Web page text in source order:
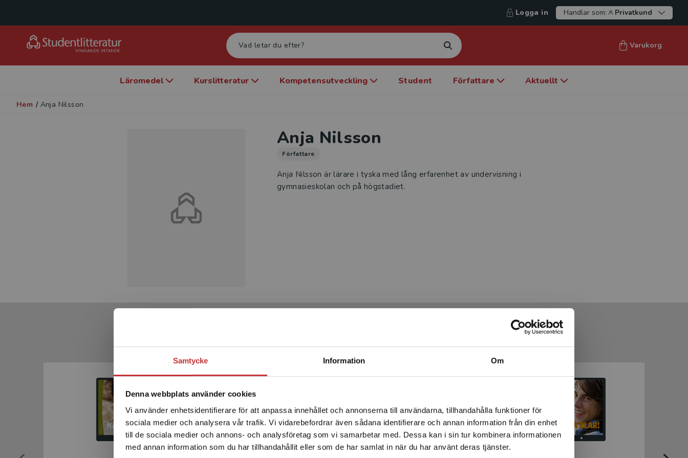
Samtycke Information Om
Denna webbplats använder cookies
Vi använder enhetsidentifierare för att anpassa innehållet och annonserna till användarna, tillhandahålla funktioner för
sociala medier och analysera vår trafik. Vi vidarebefordrar även sådana identifierare och annan information från din enhet
till de sociala medier och annons- och analysföretag som vi samarbetar med. Dessa kan i sin tur kombinera informationen
med annan information som du har tillhandahållit eller som de har samlat in när du har använt deras tjänster.
Begränsad fraktregion
Det verkar som att du besöker studentlitteratur.se via en
enhet utanför Sverige. Vi erbjuder inte leveranser utanför
Sverige. För att kunna slutföra ett köp måste
leveransadressen vara i Sverige.Läs mer
Logga in Handlar som: Privatkund
Varukorg
Läromedel Kurslitteratur Kompetensutveckling Student Författare Aktuellt
Hem / Anja Nilsson
Anja Nilsson
Författare
Anja Nilsson är lärare i tyska med lång erfarenhet av undervisning i
gymnasieskolan och på högstadiet.